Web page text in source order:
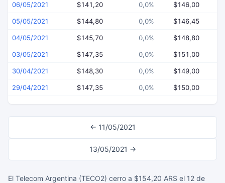
06/05/2021 $141,20 0,0% $146,00
05/05/2021 $144,80 0,0% $146,45
04/05/2021 $145,70 0,0% $148,80
03/05/2021 $147,35 0,0% $151,00
30/04/2021 $148,30 0,0% $149,00
29/04/2021 $147,35 0,0% $150,00
← 11/05/2021
13/05/2021 →
El Telecom Argentina (TECO2) cerro a $154,20 ARS el 12 de